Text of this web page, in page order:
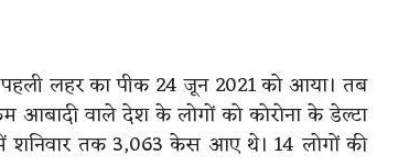
लहर का पीक 24 जून 2021 को आया। तब
वाले देश के लोगों को कोरोना के डेल्टा
शनिवार तक 3,063 केस आए थे। 14 लोगों की